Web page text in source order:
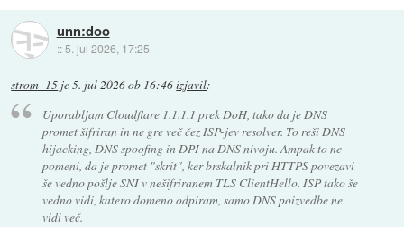
unn:doo
:: 5. jul 2026, 17:25
strom_15 je5. jul 2026 ob 16:46izjavil:
Uporabljam Cloudflare 1.1.1.1 prek DoH, tako da je DNS
promet šifriran in ne gre več čez ISP-jev resolver. To reši DNS
hijacking, DNS spoofing in DPI na DNS nivoju. Ampak to ne
pomeni, da je promet "skrit", ker brskalnik pri HTTPS povezavi
še vedno pošlje SNI v nešifriranem TLS ClientHello. ISP tako še
vedno vidi, katero domeno odpiram, samo DNS poizvedbe ne
vidi več.